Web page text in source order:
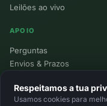
Leilões ao vivo
APOIO
Perguntas
Envios & Prazos
Devoluções
Minha Conta
Respeitamos a tua
Usamos cookies para